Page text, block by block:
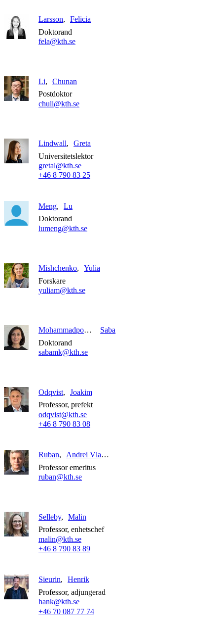
Larsson
Felicia
Doktorand
fela@kth.se
Li
Chunan
Postdoktor
chuli@kth.se
Lindwall
Greta
Universitetslektor
gretal@kth.se
+46 8 790 83 25
Meng
Lu
Doktorand
lumeng@kth.se
Mishchenko
Yulia
Forskare
yuliam@kth.se
Mohammadpour Kasehgari
Saba
Doktorand
sabamk@kth.se
Odqvist
Joakim
Professor, prefekt
odqvist@kth.se
+46 8 790 83 08
Ruban
Andrei Vladimirovich
Professor emeritus
ruban@kth.se
Selleby
Malin
Professor, enhetschef
malin@kth.se
+46 8 790 83 89
Sieurin
Henrik
Professor, adjungerad
hank@kth.se
+46 70 087 77 74